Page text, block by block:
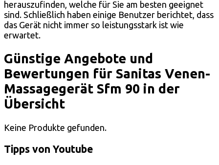
herauszufinden, welche für Sie am besten geeignet
sind. Schließlich haben einige Benutzer berichtet, dass
das Gerät nicht immer so leistungsstark ist wie
erwartet.
Günstige Angebote und
Bewertungen für Sanitas Venen-
Massagegerät Sfm 90 in der
Übersicht
Keine Produkte gefunden.
Tipps von Youtube